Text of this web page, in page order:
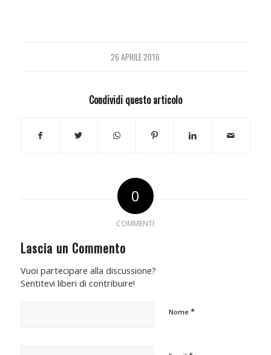
26 APRILE 2016
Condividi questo articolo
0
COMMENTI
Lascia un Commento
Vuoi partecipare alla discussione?
Sentitevi liberi di contribuire!
Nome *